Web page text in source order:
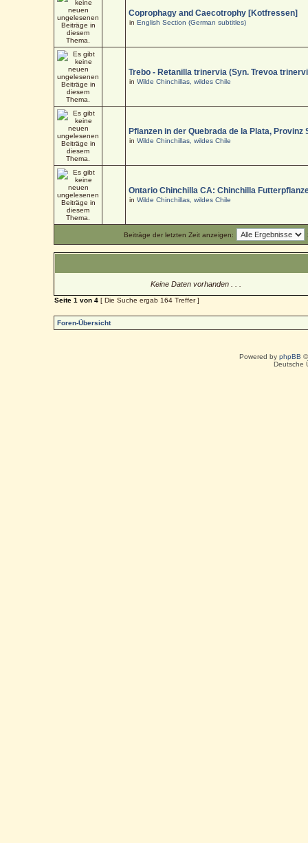
Coprophagy and Caecotrophy [Kotfressen]
inEnglish Section (German subtitles)
Trebo - Retanilla trinervia (Syn. Trevoa
inWilde Chinchillas, wildes Chile
Pflanzen in der Quebrada de la Plata, Provinz
inWilde Chinchillas, wildes Chile
Ontario Chinchilla CA: Chinchilla
inWilde Chinchillas, wildes Chile
Beiträge der letzten Zeit anzeigen:
Keine Daten vorhanden . . .
Seite1 von4 [ Die Suche ergab 164 Treffer ]
Foren-Übersicht
Powered by phpBB
Deutsche